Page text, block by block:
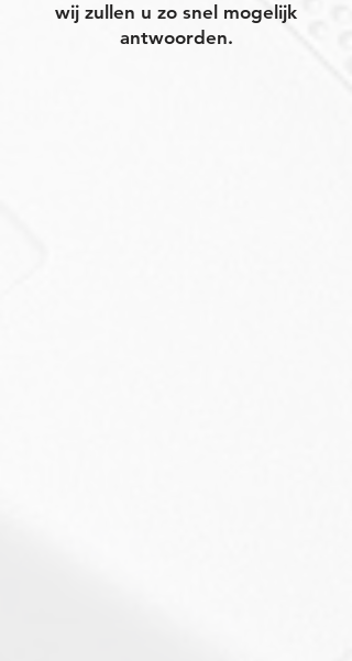
wij zullen u zo snel mogelijk
antwoorden.